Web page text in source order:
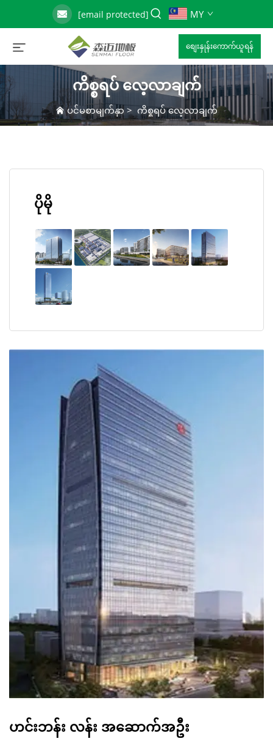
[email protected] MY
စျေးနှုန်းကောက်ယူရန်
ကိစ္စရပ် လေ့လာချက်
ပင်မစာမျက်နှာ > ကိစ္စရပ် လေ့လာချက်
ပိုမို
ဟင်းဘန်း လန်း အဆောက်အဦး